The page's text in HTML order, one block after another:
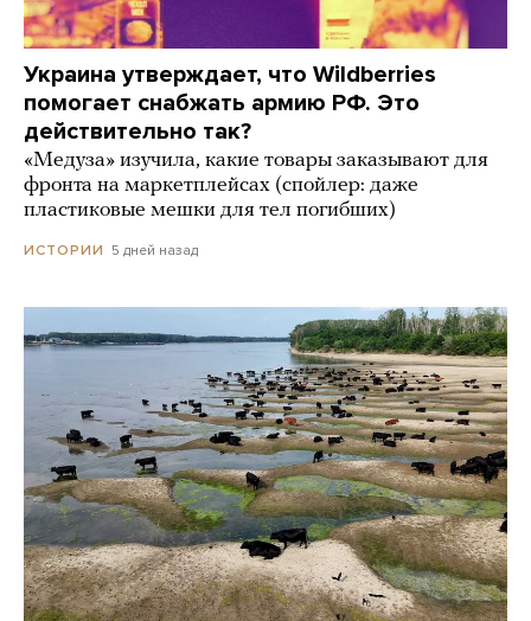
Украина утверждает, что Wildberries
помогает снабжать армию РФ. Это
действительно так?
«Медуза» изучила, какие товары заказывают для
фронта на маркетплейсах (спойлер: даже
пластиковые мешки для тел погибших)
ИСТОРИИ 5 дней назад